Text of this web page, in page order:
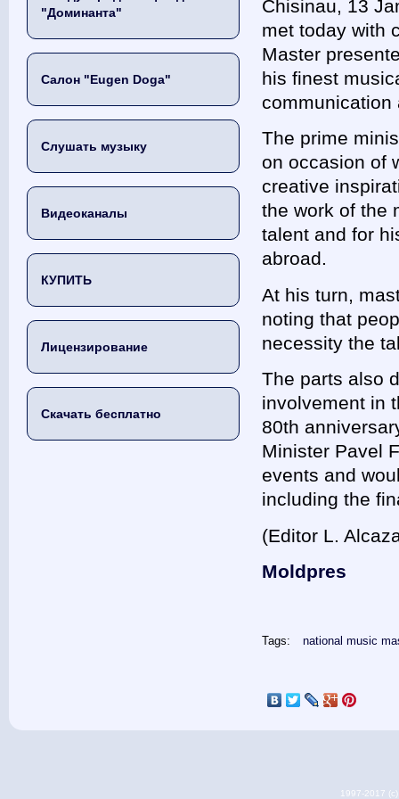
"Доминанта"
Салон "Eugen Doga"
Слушать музыку
Видеоканалы
КУПИТЬ
Лицензирование
Скачать бесплатно
Chisinau, 13
met today with
Master
his finest
The prime
on occasion of
creative
the work of the
talent and for
abroad.
At his turn,
noting that
necessity the
The parts also
involvement in
80th
Minister Pavel
events and
including the
(Editor L.
Moldpres
Tags: national music
1997-2017